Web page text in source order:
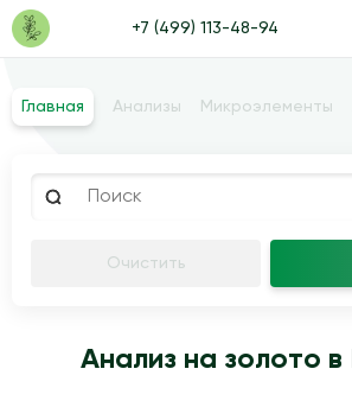
+7 (499) 113-48-94
Главная Анализы Микроэлементы
Очистить
Анализ на золото